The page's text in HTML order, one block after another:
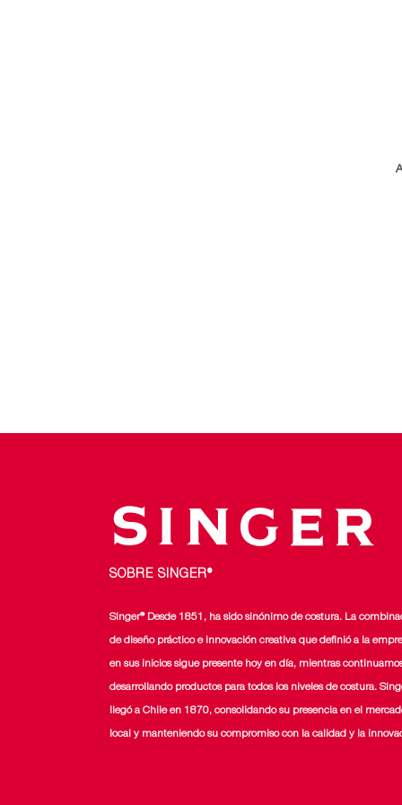
SOBRE SINGER®
Singer® Desde 1851, ha sido sinónimo de costura. La
de diseño práctico e innovación creativa que definió a la
en sus inicios sigue presente hoy en día, mientras
desarrollando productos para todos los niveles de costura.
llegó a Chile en 1870, consolidando su presencia en el
local y manteniendo su compromiso con la calidad y la